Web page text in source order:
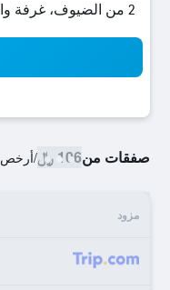
2 من الضيوف، غرفة واحدة
صفقات من106 ﷼ /أرخص
مزود